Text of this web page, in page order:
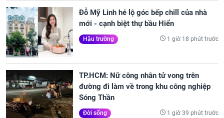
Đỗ Mỹ Linh hé lộ góc bếp chill của nhà
mới - cạnh biệt thự bầu Hiển
Hậu trường 1 giờ 18 phút trước
TP.HCM: Nữ công nhân tử vong trên
đường đi làm về trong khu công nghiệp
Sóng Thần
Đời sống 1 giờ 39 phút trước